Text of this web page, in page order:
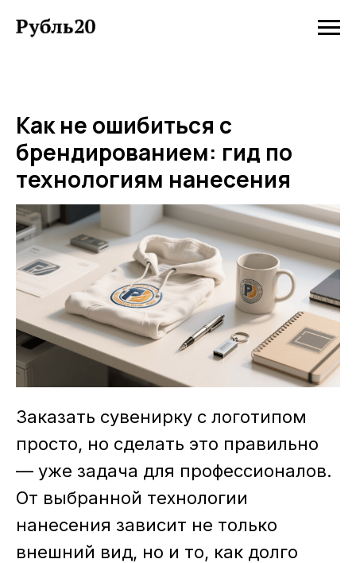
Как не ошибиться с
брендированием: гид по
технологиям нанесения
Заказать сувенирку с логотипом
просто, но сделать это правильно
— уже задача для профессионалов.
От выбранной технологии
нанесения зависит не только
внешний вид, но и то, как долго